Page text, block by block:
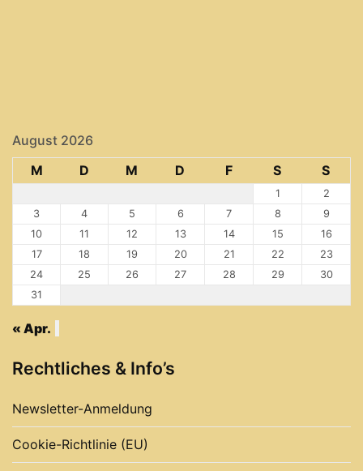
August 2026
M
D M D F S S
1
2
3
4 5 6 7 8
9
10
11 12 13 14 15
16
17
18 19 20 21 22
23
24
25 26 27 28 29
30
31
« Apr.
Rechtliches & Info’s
Newsletter-Anmeldung
Cookie-Richtlinie (EU)